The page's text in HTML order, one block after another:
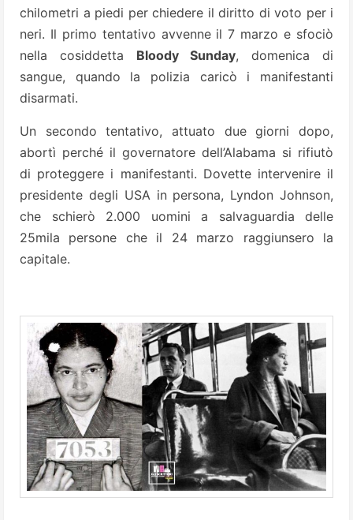
chilometri a piedi per chiedere il diritto di voto per i
neri. Il primo tentativo avvenne il 7 marzo e sfociò
nella cosiddetta Bloody Sunday, domenica di
sangue, quando la polizia caricò i manifestanti
disarmati.
Un secondo tentativo, attuato due giorni dopo,
abortì perché il governatore dell’Alabama si rifiutò
di proteggere i manifestanti. Dovette intervenire il
presidente degli USA in persona, Lyndon Johnson,
che schierò 2.000 uomini a salvaguardia delle
25mila persone che il 24 marzo raggiunsero la
capitale.